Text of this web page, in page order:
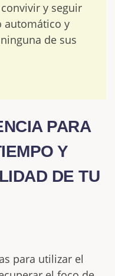
y seguir
automático y
de sus
PARA
Y
DE TU
para utilizar el